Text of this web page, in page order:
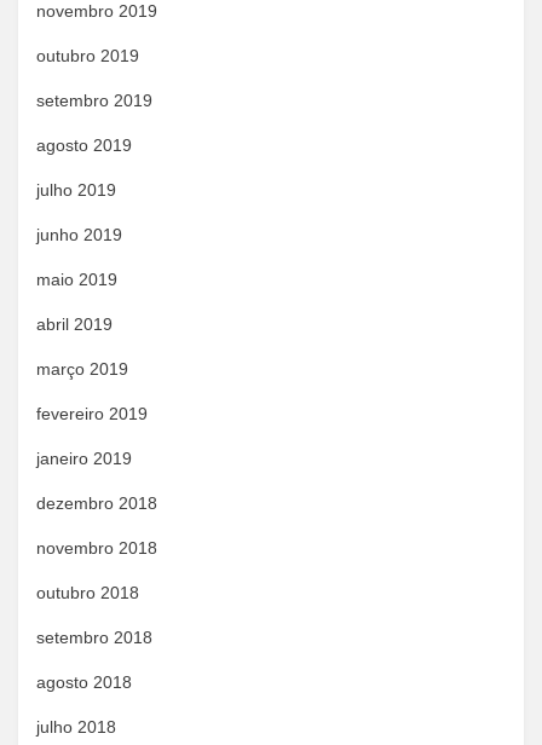
novembro 2019
outubro 2019
setembro 2019
agosto 2019
julho 2019
junho 2019
maio 2019
abril 2019
março 2019
fevereiro 2019
janeiro 2019
dezembro 2018
novembro 2018
outubro 2018
setembro 2018
agosto 2018
julho 2018